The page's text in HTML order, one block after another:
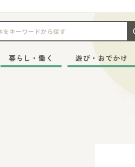
暮らし・働く 遊び・おでかけ